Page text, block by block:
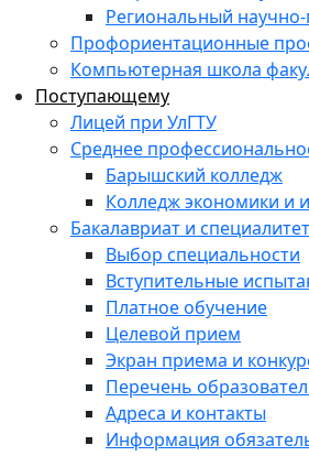
Региональный
Профориентационные
Компьютерная школа
Поступающему
Лицей при УлГТУ
Среднее
Барышский колледж
Колледж экономики и
Бакалавриат и специалитет
Выбор специальности
Вступительные
Платное обучение
Целевой прием
Экран приема и
Перечень
Адреса и контакты
Информация